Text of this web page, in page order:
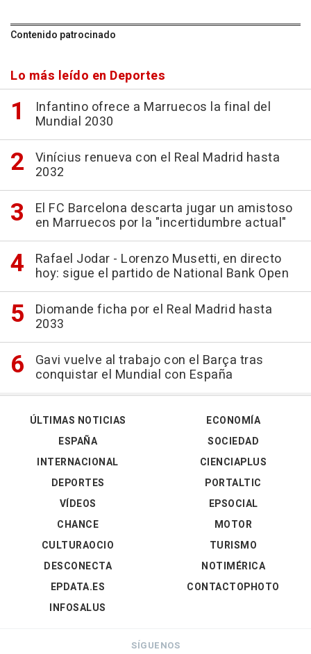
Contenido patrocinado
Lo más leído en Deportes
Infantino ofrece a Marruecos la final del
Mundial 2030
Vinícius renueva con el Real Madrid hasta
2032
El FC Barcelona descarta jugar un amistoso
en Marruecos por la "incertidumbre actual"
Rafael Jodar - Lorenzo Musetti, en directo
hoy: sigue el partido de National Bank Open
Diomande ficha por el Real Madrid hasta
2033
Gavi vuelve al trabajo con el Barça tras
conquistar el Mundial con España
ÚLTIMAS NOTICIAS
ESPAÑA
INTERNACIONAL
DEPORTES
VÍDEOS
ECONOMÍA
SOCIEDAD
CIENCIAPLUS
PORTALTIC
EPSOCIAL
CHANCE
CULTURAOCIO
DESCONECTA
EPDATA.ES
INFOSALUS
MOTOR
TURISMO
NOTIMÉRICA
CONTACTOPHOTO
SÍGUENOS